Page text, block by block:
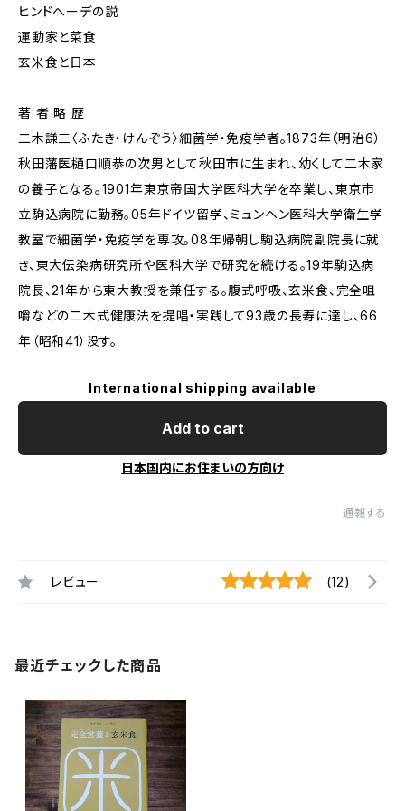
ヒンドへーデの説
運動家と菜食
玄米食と日本
著 者 略 歴
二木謙三〈ふたき・けんぞう〉細菌学・免疫学者。1873年（明治6）
秋田藩医樋口順恭の次男として秋田市に生まれ、幼くして二木家
の養子となる。1901年東京帝国大学医科大学を卒業し、東京市
立駒込病院に勤務。05年ドイツ留学、ミュンヘン医科大学衛生学
教室で細菌学・免疫学を専攻。08年帰朝し駒込病院副院長に就
き、東大伝染病研究所や医科大学で研究を続ける。19年駒込病
院長、21年から東大教授を兼任する。腹式呼吸、玄米食、完全咀
嚼などの二木式健康法を提唱・実践して93歳の長寿に達し、66
年（昭和41）没す。
International shipping available
Add to cart
日本国内にお住まいの方向け
通報する
レビュー (12)
最近チェックした商品